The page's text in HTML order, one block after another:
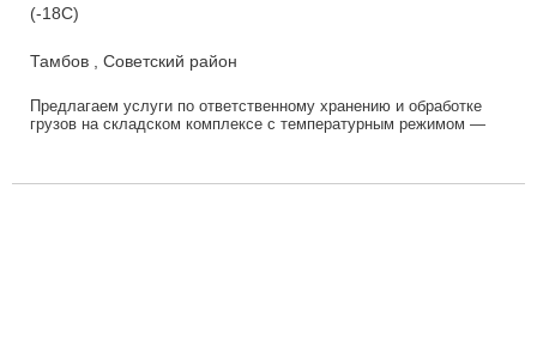
(-18С)
Тамбов , Советский район
Предлагаем услуги по ответственному хранению и обработке
грузов на складском комплексе с температурным режимом —